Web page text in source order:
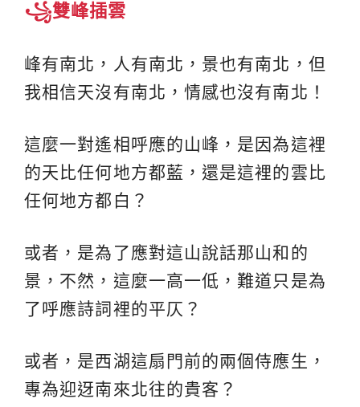
꧁雙峰插雲
峰有南北，人有南北，景也有南北，但
我相信天沒有南北，情感也沒有南北！
這麼一對遙相呼應的山峰，是因為這裡
的天比任何地方都藍，還是這裡的雲比
任何地方都白？
或者，是為了應對這山說話那山和的
景，不然，這麼一高一低，難道只是為
了呼應詩詞裡的平仄？
或者，是西湖這扇門前的兩個侍應生，
專為迎迓南來北往的貴客？